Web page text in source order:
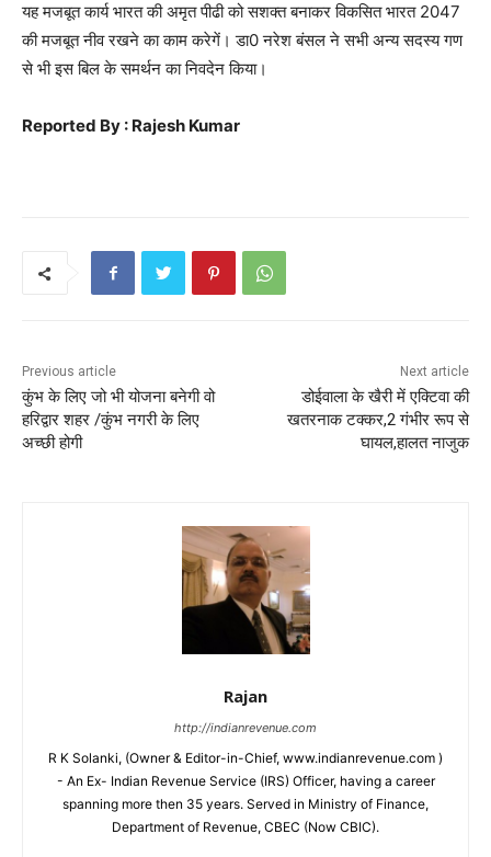
यह मजबूत कार्य भारत की अमृत पीढी को सशक्त बनाकर विकसित भारत 2047
की मजबूत नीव रखने का काम करेगें। डा0 नरेश बंसल ने सभी अन्य सदस्य गण
से भी इस बिल के समर्थन का निवदेन किया।
Reported By : Rajesh Kumar
Previous article
कुंभ के लिए जो भी योजना बनेगी वो
हरिद्वार शहर /कुंभ नगरी के लिए
अच्छी होगी
Next article
डोईवाला के खैरी में एक्टिवा की
खतरनाक टक्कर,2 गंभीर रूप से
घायल,हालत नाजुक
Rajan
http://indianrevenue.com
R K Solanki, (Owner & Editor-in-Chief, www.indianrevenue.com )
- An Ex- Indian Revenue Service (IRS) Officer, having a career
spanning more then 35 years. Served in Ministry of Finance,
Department of Revenue, CBEC (Now CBIC).